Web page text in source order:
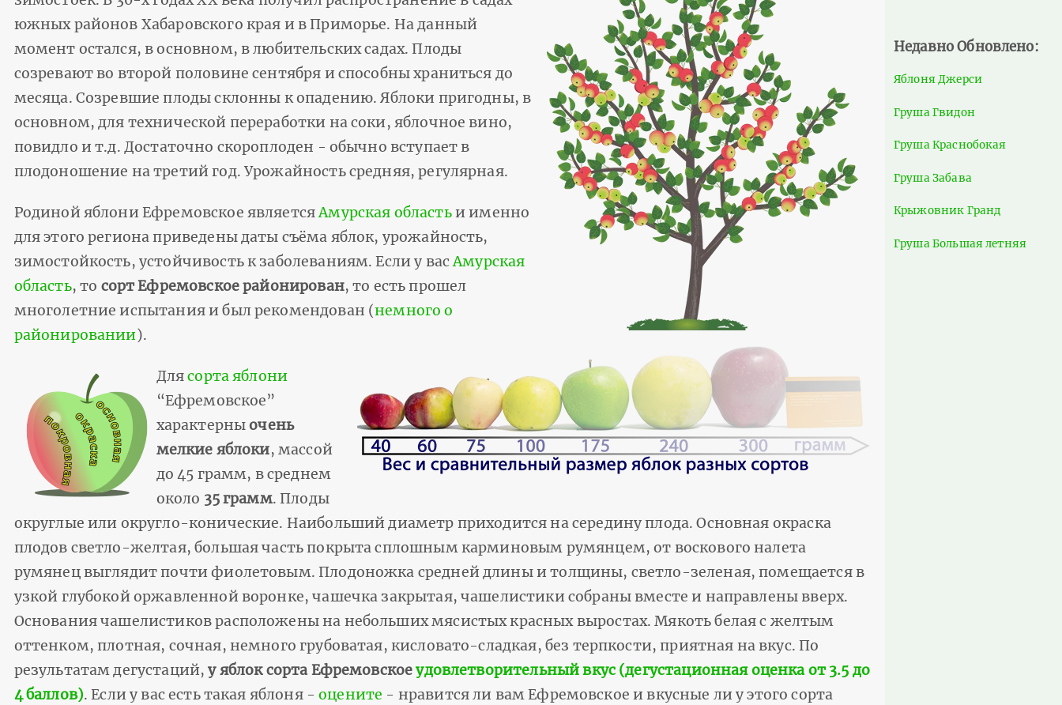
южных районов Хабаровского края и в Приморье. На данный
момент остался, в основном, в любительских садах. Плоды
созревают во второй половине сентября и способны храниться до
месяца. Созревшие плоды склонны к опадению. Яблоки пригодны, в
основном, для технической переработки на соки, яблочное вино,
повидло и т.д. Достаточно скороплоден - обычно вступает в
плодоношение на третий год. Урожайность средняя, регулярная.
Родиной яблони Ефремовское являетсяАмурская областьи именно
для этого региона приведены даты съёма яблок, урожайность,
зимостойкость, устойчивость к заболеваниям. Если у васАмурская
область, то сорт Ефремовское районирован, то есть прошел
многолетние испытания и был рекомендован (немного о
районировании).
Длясорта яблони
“Ефремовское”
характерныочень
мелкие яблоки, массой
до 45 грамм, в среднем
около 35 грамм. Плоды
округлые или округло-конические. Наибольший диаметр приходится на середину плода. Основная окраска
плодов светло-желтая, большая часть покрыта сплошным карминовым румянцем, от воскового налета
румянец выглядит почти фиолетовым. Плодоножка средней длины и толщины, светло-зеленая, помещается в
узкой глубокой оржавленной воронке, чашечка закрытая, чашелистики собраны вместе и направлены вверх.
Основания чашелистиков расположены на небольших мясистых красных выростах. Мякоть белая с желтым
оттенком, плотная, сочная, немного грубоватая, кисловато-сладкая, без терпкости, приятная на вкус. По
результатам дегустаций,у яблок сорта Ефремовскоеудовлетворительный вкус (дегустационная оценка от 3.5 до
4 баллов). Если у вас есть такая яблоня -оцените - нравится ли вам Ефремовское и вкусные ли у этого сорта
Недавно Обновлено:
Яблоня Джерси
Груша Гвидон
Груша Краснобокая
Груша Забава
Крыжовник Гранд
Груша Большая летняя